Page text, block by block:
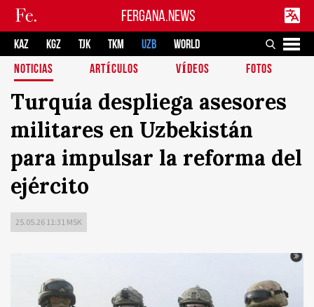
FERGANA.NEWS
KAZ KGZ TJK TKM UZB
WORLD
NOTICIAS
ARTÍCULOS VÍDEOS FOTOS
Turquía despliega asesores
militares en Uzbekistán
para impulsar la reforma del
ejército
25.05.26 11:31 MSK